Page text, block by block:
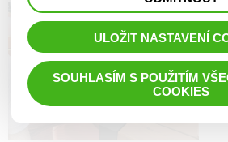
prohlížené zboží apod.
ULOŽIT NASTAVENÍ
SOUHLASÍM S POUŽITÍM
COOKIES